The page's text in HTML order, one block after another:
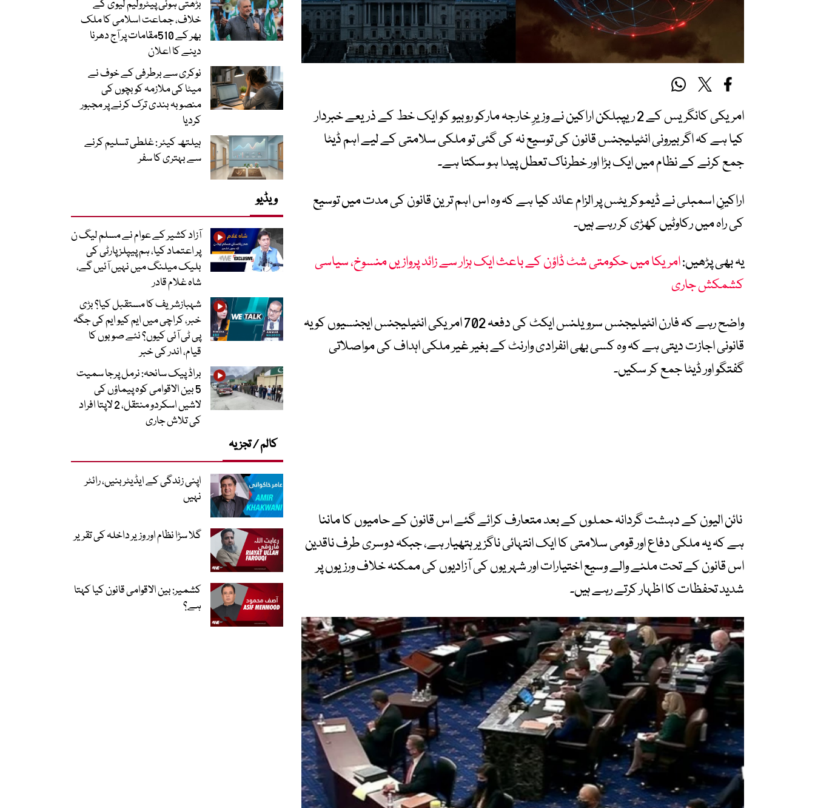
امریکی کانگریس کے 2 ریپبلکن اراکین نے وزیرِ خارجہ مارکو روبیو کو ایک خط کے ذریعے خبردار
کیا ہے کہ اگر بیرونی انٹیلیجنس قانون کی توسیع نہ کی گئی تو ملکی سلامتی کے لیے اہم ڈیٹا
جمع کرنے کے نظام میں ایک بڑا اور خطرناک تعطل پیدا ہو سکتا ہے۔
اراکینِ اسمبلی نے ڈیموکریٹس پر الزام عائد کیا ہے کہ وہ اس اہم ترین قانون کی مدت میں توسیع
کی راہ میں رکاوٹیں کھڑی کر رہے ہیں۔
یہ بھی پڑھیں:امریکا میں حکومتی شٹ ڈاؤن کے باعث ایک ہزار سے زائد پروازیں منسوخ، سیاسی
کشمکش جاری
واضح رہے کہ فارن انٹیلیجنس سرویلنس ایکٹ کی دفعہ 702 امریکی انٹیلیجنس ایجنسیوں کو یہ
قانونی اجازت دیتی ہے کہ وہ کسی بھی انفرادی وارنٹ کے بغیر غیر ملکی اہداف کی مواصلاتی
گفتگو اور ڈیٹا جمع کر سکیں۔
نائن الیون کے دہشت گردانہ حملوں کے بعد متعارف کرائے گئے اس قانون کے حامیوں کا ماننا
ہے کہ یہ ملکی دفاع اور قومی سلامتی کا ایک انتہائی ناگزیر ہتھیار ہے، جبکہ دوسری طرف ناقدین
اس قانون کے تحت ملنے والے وسیع اختیارات اور شہریوں کی آزادیوں کی ممکنہ خلاف ورزیوں پر
شدید تحفظات کا اظہار کرتے رہے ہیں۔
بڑھتی ہوئی پیٹرولیم لیوی کے
خلاف، جماعت اسلامی کا ملک
بھر کے 510مقامات پر آج دھرنا
دینے کا اعلان
نوکری سے برطرفی کے خوف نے
میٹا کی ملازمہ کو بچوں کی
منصوبہ بندی ترک کرنے پر مجبور
کردیا
ہیلتھ کیئر : غلطی تسلیم کرنے
سے بہتری کا سفر
ویڈیو
آزاد کشیر کے عوام نے مسلم لیگ ن
پر اعتماد کیا، ہم پیپلز پارٹی کی
بلیک میلنگ میں نہیں آئیں گے،
شاہ غلام قادر
شہبازشریف کا مستقبل کیا؟ بڑی
خبر، کراچی میں ایم کیو ایم کی جگہ
پی ٹی آئی کیوں؟ نئے صوبوں کا
قیام، اندر کی خبر
براڈ پیک سانحہ: نرمل پرجا سمیت
5 بین الاقوامی کوہ پیماؤں کی
لاشیں اسکردو منتقل، 2 لاپتا افراد
کی تلاش جاری
کالم / تجزیہ
اپنی زندگی کے ایڈیٹر بنیں، رائٹر
نہیں
گلا سڑا نظام اور وزیر داخلہ کی تقریر
کشمیر: بین الاقوامی قانون کیا کہتا
ہے؟